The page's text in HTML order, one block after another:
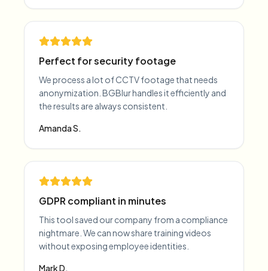
Perfect for security footage
We process a lot of CCTV footage that needs
anonymization. BGBlur handles it efficiently and
the results are always consistent.
Amanda S.
GDPR compliant in minutes
This tool saved our company from a compliance
nightmare. We can now share training videos
without exposing employee identities.
Mark D.